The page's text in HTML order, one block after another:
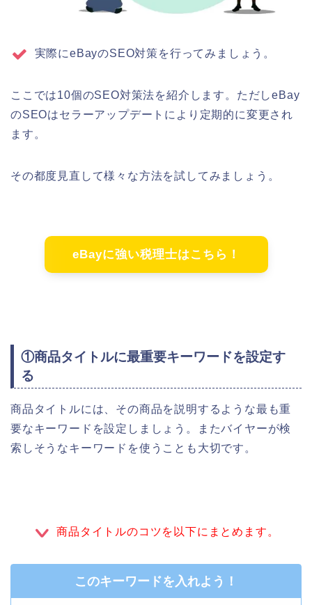
実際にeBayのSEO対策を行ってみましょう。
ここでは10個のSEO対策法を紹介します。ただしeBay
のSEOはセラーアップデートにより定期的に変更され
ます。
その都度見直して様々な方法を試してみましょう。
eBayに強い税理士はこちら！
①商品タイトルに最重要キーワードを設定す
る
商品タイトルには、その商品を説明するような最も重
要なキーワードを設定しましょう。またバイヤーが検
索しそうなキーワードを使うことも大切です。
商品タイトルのコツを以下にまとめます。
このキーワードを入れよう！